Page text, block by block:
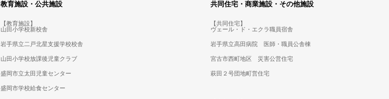
教育施設・公共施設
【教育施設】
山田小学校新校舎
岩手県立二戸北星支援学校校舎
山田小学校放課後児童クラブ
盛岡市立太田児童センター
盛岡市学校給食センター
共同住宅・商業施設・その他施設
【共同住宅】
ヴェール・ド・エクラ職員宿舎
岩手県立高田病院 医師・職員公舎棟
宮古市西町地区 災害公営住宅
萩田２号団地町営住宅